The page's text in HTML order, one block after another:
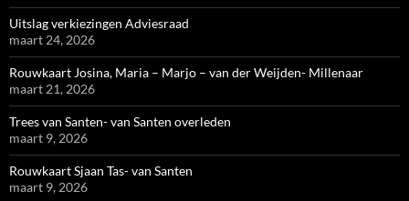
Uitslag verkiezingen Adviesraad
maart 24, 2026
Rouwkaart Josina, Maria – Marjo – van der Weijden- Millenaar
maart 21, 2026
Trees van Santen- van Santen overleden
maart 9, 2026
Rouwkaart Sjaan Tas- van Santen
maart 9, 2026